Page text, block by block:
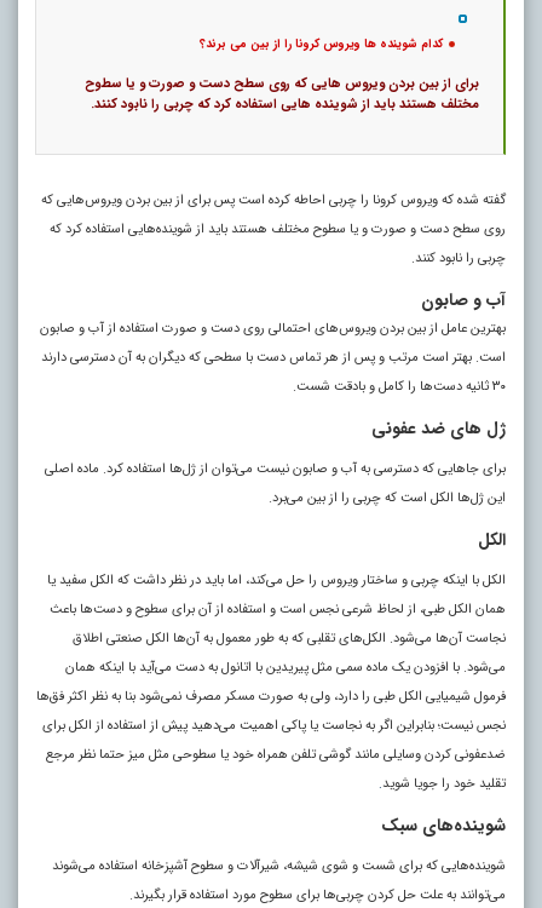
کدام شوینده ها ویروس کرونا را از بین می برند؟
برای از بین بردن ویروس‌ هایی که روی سطح دست و صورت و یا سطوح
مختلف هستند باید از شوینده‌ هایی استفاده کرد که چربی را نابود کنند.
گفته شده که ویروس کرونا را چربی احاطه کرده است پس برای از بین بردن ویروس‌هایی که
روی سطح دست و صورت و یا سطوح مختلف هستند باید از شوینده‌هایی استفاده کرد که
چربی را نابود کنند.
آب و صابون
بهترین عامل از بین بردن ویروس‌های احتمالی روی دست و صورت استفاده از آب و صابون
است. بهتر است مرتب و پس از هر تماس دست با سطحی که دیگران به آن دسترسی دارند
۳۰ ثانیه دست‌ها را کامل و بادقت شست.
ژل های ضد عفونی
برای جا‌هایی که دسترسی به آب و صابون نیست می‌توان از ژل‌ها استفاده کرد. ماده اصلی
این ژل‌ها الکل است که چربی را از بین می‌برد.
الکل
الکل با اینکه چربی و ساختار ویروس را حل می‌کند، اما باید در نظر داشت که الکل سفید یا
همان الکل طبی، از لحاظ شرعی نجس است و استفاده از آن برای سطوح و دست‌ها باعث
نجاست آن‌ها می‌شود. الکل‌های تقلبی که به طور معمول به آن‌ها الکل صنعتی اطلاق
می‌شود. با افزودن یک ماده سمی مثل پیریدین با اتانول به دست می‌آید با اینکه همان
فرمول شیمیایی الکل طبی را دارد، ولی به صورت مسکر مصرف نمی‌شود بنا به نظر اکثر فق‌ها
نجس نیست؛ بنابراین اگر به نجاست یا پاکی اهمیت می‌دهید پیش از استفاده از الکل برای
ضدعفونی کردن وسایلی مانند گوشی تلفن همراه خود یا سطوحی مثل میز حتما نظر مرجع
تقلید خود را جویا شوید.
شوینده‌های سبک
شوینده‌هایی که برای شست و شوی شیشه، شیرآلات و سطوح آشپزخانه استفاده می‌شوند
می‌توانند به علت حل کردن چربی‌ها برای سطوح مورد استفاده قرار بگیرند.